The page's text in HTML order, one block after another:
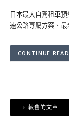
日本最大自駕租車
速公路專屬方案、
CONTINUE
文
章
較舊的文章